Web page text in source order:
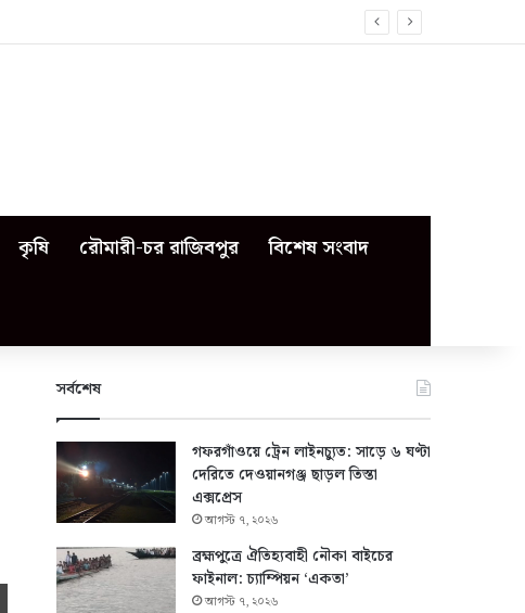
কৃষি রৌমারী-চর রাজিবপুর বিশেষ সংবাদ
Print
সর্বশেষ
গফরগাঁওয়ে ট্রেন লাইনচ্যুত: সাড়ে ৬ ঘণ্টা
দেরিতে দেওয়ানগঞ্জ ছাড়ল তিস্তা
এক্সপ্রেস
আগস্ট ৭, ২০২৬
ব্রহ্মপুত্রে ঐতিহ্যবাহী নৌকা বাইচের
ফাইনাল: চ্যাম্পিয়ন ‘একতা’
আগস্ট ৭, ২০২৬